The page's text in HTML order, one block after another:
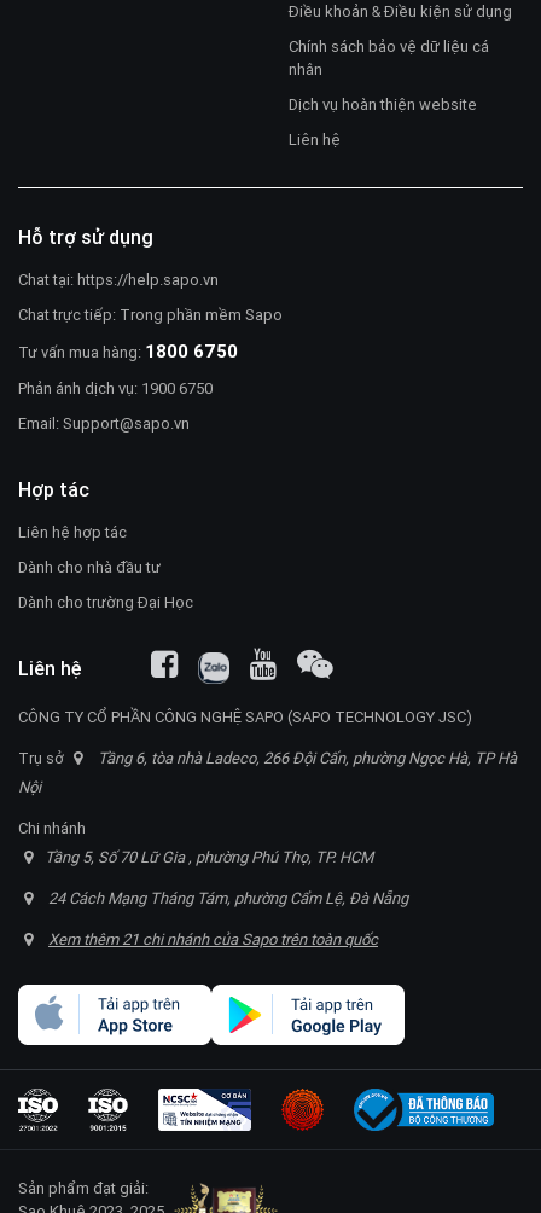
Điều khoản & Điều kiện sử dụng
Chính sách bảo vệ dữ liệu cá
nhân
Dịch vụ hoàn thiện website
Liên hệ
Hỗ trợ sử dụng
Chat tại:https://help.sapo.vn
Chat trực tiếp: Trong phần mềm Sapo
Tư vấn mua hàng: 1800 6750
Phản ánh dịch vụ: 1900 6750
Email:Support@sapo.vn
Hợp tác
Liên hệ hợp tác
Dành cho nhà đầu tư
Dành cho trường Đại Học
Liên hệ
CÔNG TY CỔ PHẦN CÔNG NGHỆ SAPO (SAPO TECHNOLOGY JSC)
Trụ sở
Tầng 6, tòa nhà Ladeco, 266 Đội Cấn, phường Ngọc Hà, TP Hà
Nội
Chi nhánh
Tầng 5, Số 70 Lữ Gia , phường Phú Thọ, TP. HCM
24 Cách Mạng Tháng Tám, phường Cẩm Lệ, Đà Nẵng
Xem thêm 21 chi nhánh của Sapo trên toàn quốc
Sản phẩm đạt giải: